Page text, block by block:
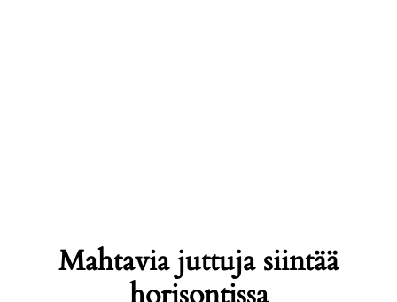
Mahtavia juttuja siintää